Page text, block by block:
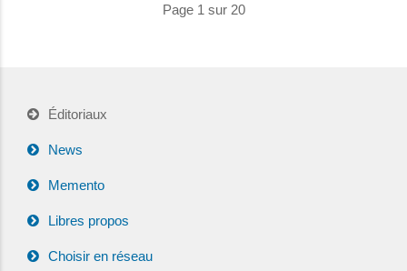
Page 1 sur 20
Éditoriaux
News
Memento
Libres propos
Choisir en réseau